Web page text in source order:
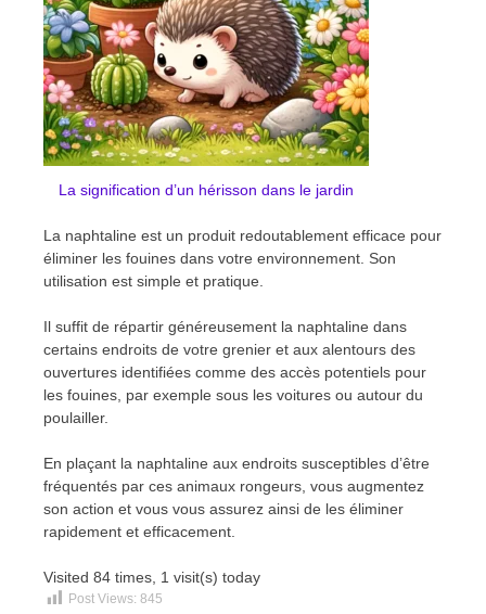
La signification d’un hérisson dans le jardin
La naphtaline est un produit redoutablement efficace pour
éliminer les fouines dans votre environnement. Son
utilisation est simple et pratique.
Il suffit de répartir généreusement la naphtaline dans
certains endroits de votre grenier et aux alentours des
ouvertures identifiées comme des accès potentiels pour
les fouines, par exemple sous les voitures ou autour du
poulailler.
En plaçant la naphtaline aux endroits susceptibles d’être
fréquentés par ces animaux rongeurs, vous augmentez
son action et vous vous assurez ainsi de les éliminer
rapidement et efficacement.
Visited 84 times, 1 visit(s) today
Post Views: 845